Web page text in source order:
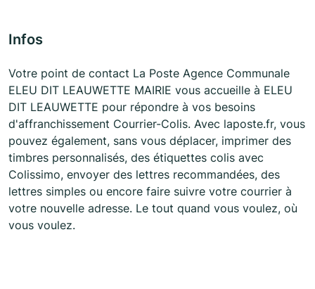
Infos
Votre point de contact La Poste Agence Communale
ELEU DIT LEAUWETTE MAIRIE vous accueille à ELEU
DIT LEAUWETTE pour répondre à vos besoins
d'affranchissement Courrier-Colis. Avec laposte.fr, vous
pouvez également, sans vous déplacer, imprimer des
timbres personnalisés, des étiquettes colis avec
Colissimo, envoyer des lettres recommandées, des
lettres simples ou encore faire suivre votre courrier à
votre nouvelle adresse. Le tout quand vous voulez, où
vous voulez.